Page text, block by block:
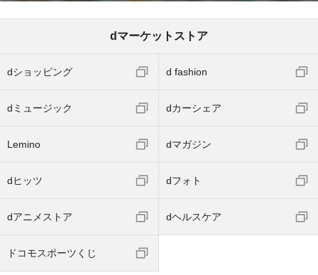
dマーケットストア
dショッピング d fashion
dミュージック dカーシェア
Lemino dマガジン
dヒッツ dフォト
dアニメストア dヘルスケア
ドコモスポーツくじ